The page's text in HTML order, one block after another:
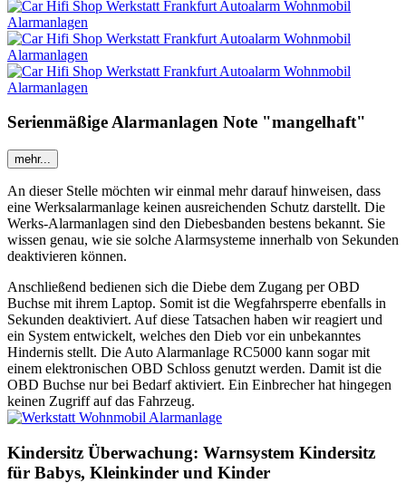
Serienmäßige Alarmanlagen Note "mangelhaft"
mehr...
An dieser Stelle möchten wir einmal mehr darauf hinweisen, dass
eine Werksalarmanlage keinen ausreichenden Schutz darstellt. Die
Werks-Alarmanlagen sind den Diebesbanden bestens bekannt. Sie
wissen genau, wie sie solche Alarmsysteme innerhalb von Sekunden
deaktivieren können.
Anschließend bedienen sich die Diebe dem Zugang per OBD
Buchse mit ihrem Laptop. Somit ist die Wegfahrsperre ebenfalls in
Sekunden deaktiviert. Auf diese Tatsachen haben wir reagiert und
ein System entwickelt, welches den Dieb vor ein unbekanntes
Hindernis stellt. Die Auto Alarmanlage RC5000 kann sogar mit
einem elektronischen OBD Schloss genutzt werden. Damit ist die
OBD Buchse nur bei Bedarf aktiviert. Ein Einbrecher hat hingegen
keinen Zugriff auf das Fahrzeug.
Kindersitz Überwachung: Warnsystem Kindersitz
für Babys, Kleinkinder und Kinder